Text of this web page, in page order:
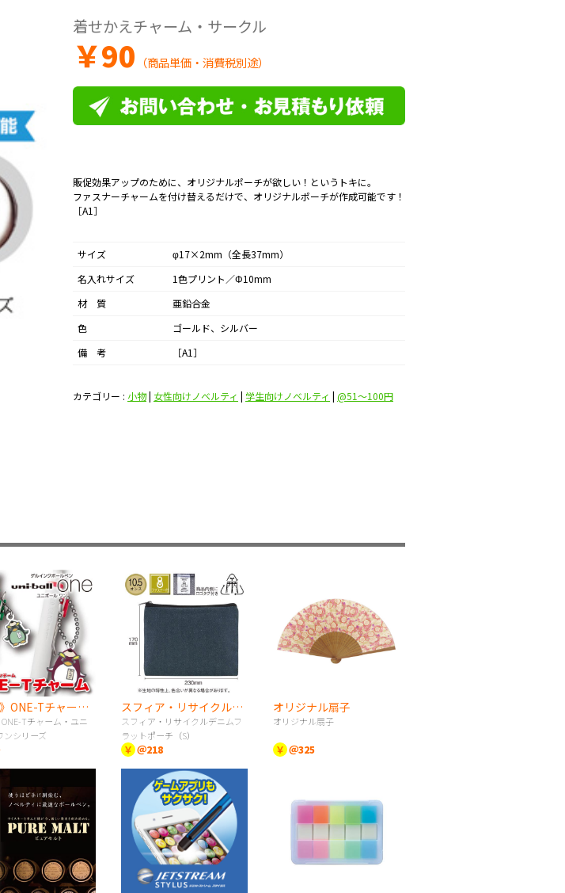
着せかえチャーム・サークル
￥90 （商品単価・消費税別途）
販促効果アップのために、オリジナルポーチが欲しい！というトキに。
ファスナーチャームを付け替えるだけで、オリジナルポーチが作成可能です！
［A1］
サイズ
φ17×2mm（全長37mm）
名入れサイズ
1色プリント／Φ10mm
材 質
亜鉛合金
色
ゴールド、シルバー
備 考
［A1］
カテゴリー : 小物| 女性向けノベルティ | 学生向けノベルティ | @51〜100円
《UNI》ONE-Tチャーム・ユニボールワンシリーズ
ONE-Tチャーム・ユニ
ンシリーズ
スフィア・リサイクルデニムフラットポーチ（S）
スフィア・リサイクルデニムフ
ラットポーチ（S）
￥ ＠218
オリジナル扇子
オリジナル扇子
￥ ＠325